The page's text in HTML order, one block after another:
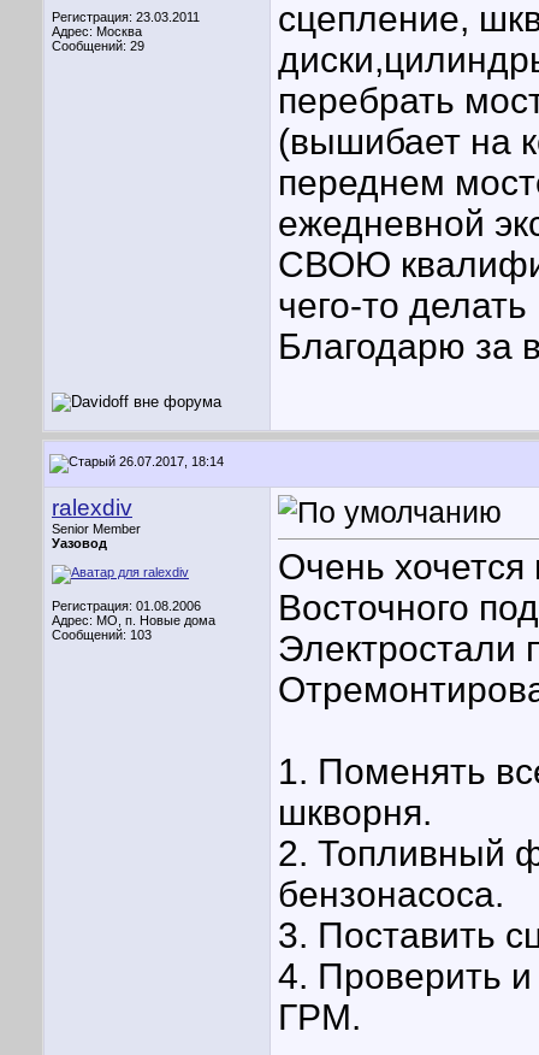
Регистрация: 23.03.2011
Адрес: Москва
Сообщений: 29
сцепление,
перебрать
(вышибает на
переднем
ежедневной
СВОЮ
чего-то
Благодарю за
26.07.2017, 18:14
ralexdiv
Senior Member
Уазовод
Регистрация: 01.08.2006
Адрес: МО, п. Новые дома
Сообщений: 103
Очень
Восточного
Электростали
1. Поменять
шкворня.
2. Топливный
бензонасоса.
3. Поставить
4. Проверить
ГРМ.